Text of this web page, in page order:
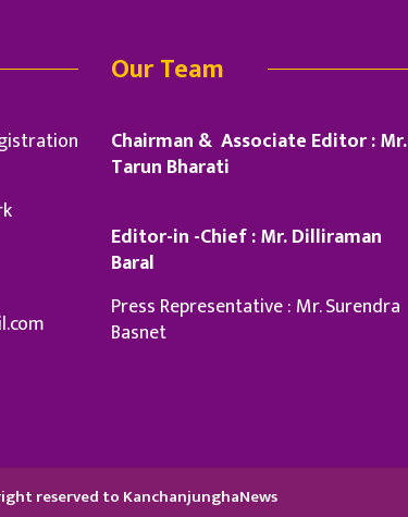
Our Team
Chairman & Associate Editor : Mr.
Tarun Bharati
Editor-in -Chief : Mr. Dilliraman
Baral
Press Representative : Mr. Surendra
Basnet
reserved to KanchanjunghaNews